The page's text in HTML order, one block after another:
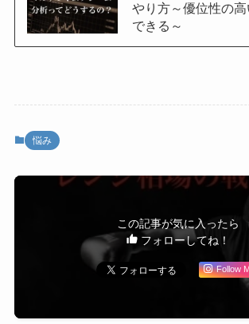
やり方～優位性の
できる～
悩み
この記事が気に入ったら
フォローしてね！
Follow